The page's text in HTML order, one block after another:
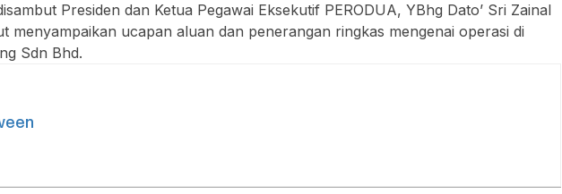
Presiden dan Ketua Pegawai Eksekutif PERODUA, YBhg Dato’ Sri Zainal
menyampaikan ucapan aluan dan penerangan ringkas mengenai operasi di
Sdn Bhd.